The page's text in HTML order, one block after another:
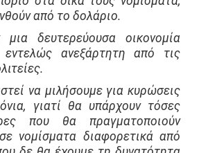
από το δολάριο.
μια δευτερεύουσα οικονομία
ανεξάρτητη από τις
να μιλήσουμε για κυρώσεις
γιατί θα υπάρχουν τόσες
που θα πραγματοποιούν
νομίσματα διαφορετικά από